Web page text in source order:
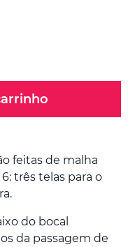
feitas de malha
três telas para o
do bocal
da passagem de